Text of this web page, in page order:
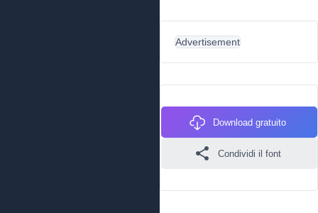
Advertisement
Download gratuito
Condividi il font